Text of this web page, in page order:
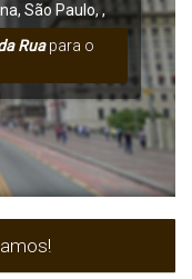
, São Paulo,,
Ruapara o